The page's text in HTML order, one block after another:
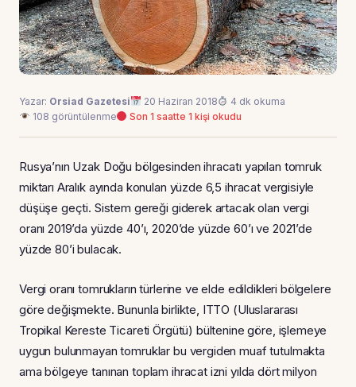
Yazar: Orsiad Gazetesi 20 Haziran 2018
4 dk okuma
108 görüntülenme
Son 1 saatte 1 kişi okudu
Rusya’nın Uzak Doğu bölgesinden ihracatı yapılan tomruk
miktarı Aralık ayında konulan yüzde 6,5 ihracat vergisiyle
düşüşe geçti. Sistem gereği giderek artacak olan vergi
oranı 2019’da yüzde 40’ı, 2020’de yüzde 60’ı ve 2021’de
yüzde 80’i bulacak.
Vergi oranı tomrukların türlerine ve elde edildikleri bölgelere
göre değişmekte. Bununla birlikte, ITTO (Uluslararası
Tropikal Kereste Ticareti Örgütü) bültenine göre, işlemeye
uygun bulunmayan tomruklar bu vergiden muaf tutulmakta
ama bölgeye tanınan toplam ihracat izni yılda dört milyon